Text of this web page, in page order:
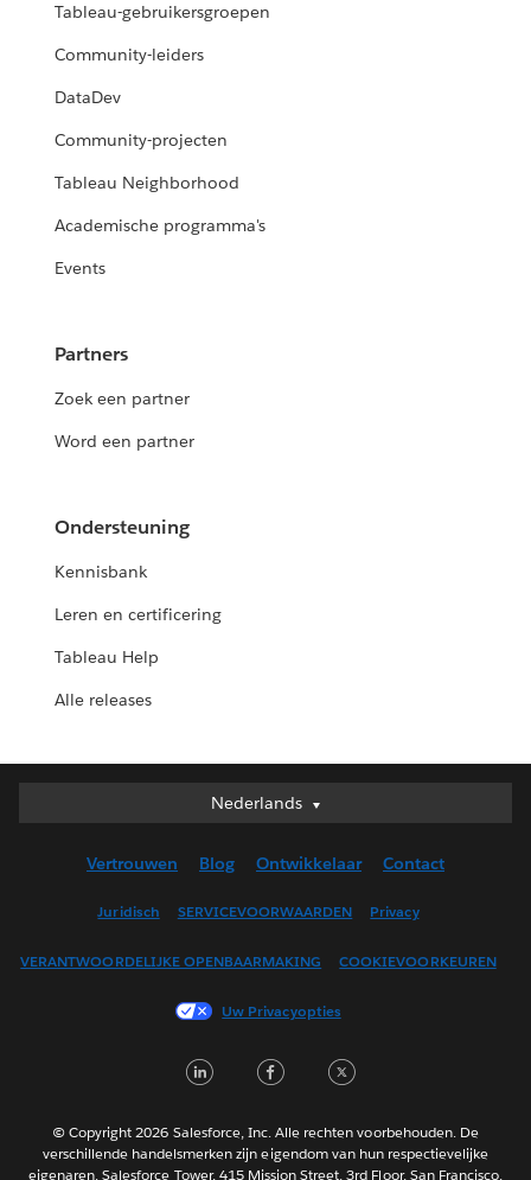
Tableau-gebruikersgroepen
Community-leiders
DataDev
Community-projecten
Tableau Neighborhood
Academische programma's
Events
Partners
Zoek een partner
Word een partner
Ondersteuning
Kennisbank
Leren en certificering
Tableau Help
Alle releases
Nederlands
Nederlands
English (UK)
Français (Canada)
Français (France)
日本語
Português
Svenska
Vertrouwen Blog Ontwikkelaar Contact
Juridisch SERVICEVOORWAARDEN Privacy
VERANTWOORDELIJKE OPENBAARMAKING COOKIEVOORKEUREN
Uw Privacyopties
n c i
© Copyright 2026 Salesforce, Inc. Alle rechten voorbehouden. De
verschillende handelsmerken zijn eigendom van hun respectievelijke
eigenaren. Salesforce Tower, 415 Mission Street, 3rd Floor, San Francisco,